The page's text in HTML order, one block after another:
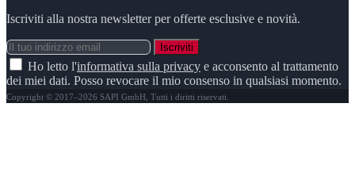
Iscriviti alla nostra newsletter per offerte esclusive e novità.
Iscriviti
Ho letto l'informativa sulla privacy e acconsento al trattamento
dei miei dati. Posso revocare il mio consenso in qualsiasi momento.
Copyright © 2017–2026 SAPI GmbH, Tutti i diritti riservati.